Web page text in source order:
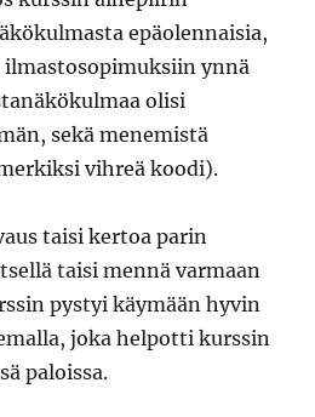
epäolennaisia,
ynnä
olisi
sekä menemistä
vihreä koodi).
taisi kertoa parin
taisi mennä varmaan
pystyi käymään hyvin
joka helpotti kurssin
paloissa.